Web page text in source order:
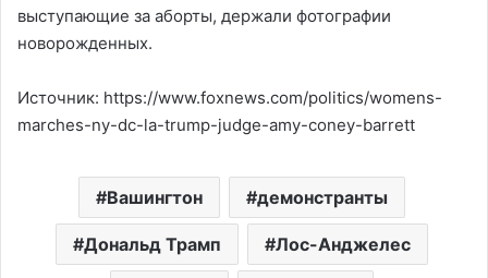
выступающие за аборты, держали фотографии
новорожденных.
Источник: https://www.foxnews.com/politics/womens-
marches-ny-dc-la-trump-judge-amy-coney-barrett
Вашингтон демонстранты
Дональд Трамп Лос-Анджелес